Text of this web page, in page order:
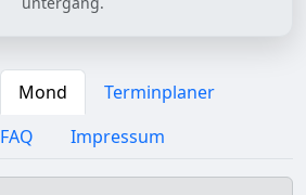
Mond
Terminplaner
FAQ Impressum